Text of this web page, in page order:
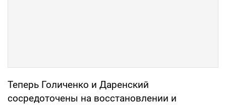
Теперь Голиченко и Даренский
сосредоточены на восстановлении и